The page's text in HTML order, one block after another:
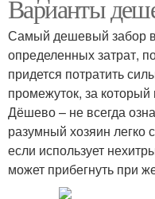
Варианты
Самый дешевый забор
определенных затрат,
придется потратить
промежуток, за
Дёшево – не всегда
разумный хозяин легко
если использует
может прибегнуть при